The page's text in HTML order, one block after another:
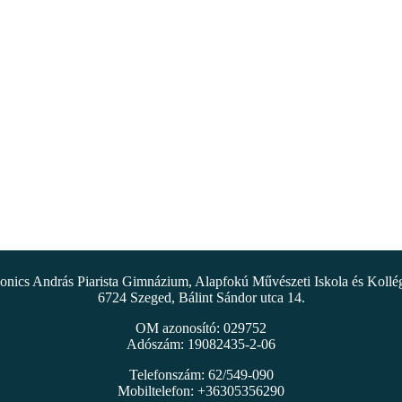
András Piarista Gimnázium, Alapfokú Művészeti Iskola és
6724 Szeged, Bálint Sándor utca 14.
OM azonosító: 029752
Adószám: 19082435-2-06
Telefonszám: 62/549-090
Mobiltelefon: +36305356290